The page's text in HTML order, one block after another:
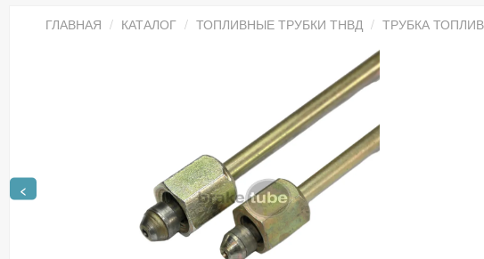
<
ГЛАВНАЯ КАТАЛОГ ТОПЛИВНЫЕ ТРУБКИ ТНВД ТРУБКА